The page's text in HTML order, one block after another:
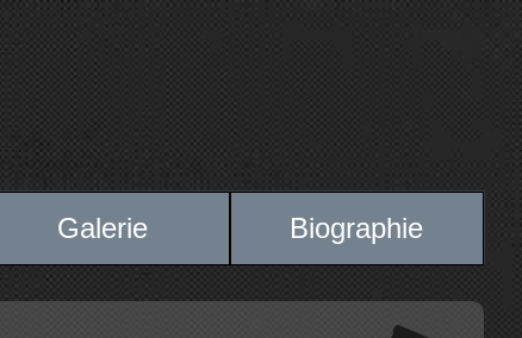
Galerie Biographie